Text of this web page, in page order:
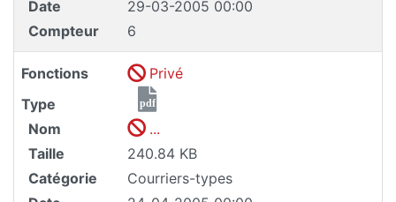
Date
29-03-2005 00:00
Compteur
6
Fonctions
Privé
Type
pdf
Nom
...
Taille
240.84 KB
Catégorie
Courriers-types